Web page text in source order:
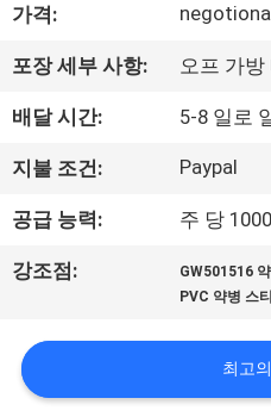
여
공
장
여
행
품
질
가격:
포장 세부 사항: 오프 가방
배달 시간: 5-8 일로
지불 조건: Paypal
공급 능력: 주 당
강조점: GW501516
PVC 약병 스
최고